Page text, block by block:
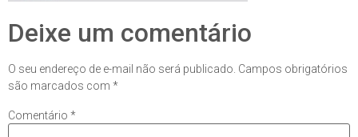
Deixe um comentário
O seu endereço de e-mail não será publicado. Campos obrigatórios
são marcados com *
Comentário *